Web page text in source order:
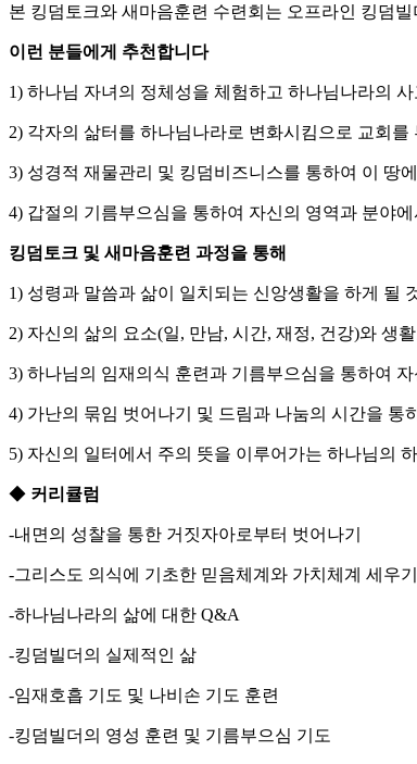
본 킹덤토크와 새마음훈련 수련회는 오프라인 킹덤
이런 분들에게 추천합니다
1) 하나님 자녀의 정체성을 체험하고 하나님나라의
2) 각자의 삶터를 하나님나라로 변화시킴으로 교회
3) 성경적 재물관리 및 킹덤비즈니스를 통하여 이 땅
4) 갑절의 기름부으심을 통하여 자신의 영역과 분야
킹덤토크 및 새마음훈련 과정을 통해
1) 성령과 말씀과 삶이 일치되는 신앙생활을 하게 될
2) 자신의 삶의 요소(일, 만남, 시간, 재정, 건강)와 생
3) 하나님의 임재의식 훈련과 기름부으심을 통하여
4) 가난의 묶임 벗어나기 및 드림과 나눔의 시간을
5) 자신의 일터에서 주의 뜻을 이루어가는 하나님의
◆ 커리큘럼
-내면의 성찰을 통한 거짓자아로부터 벗어나기
-그리스도 의식에 기초한 믿음체계와 가치체계 세우기
-하나님나라의 삶에 대한 Q&A
-킹덤빌더의 실제적인 삶
-임재호흡 기도 및 나비손 기도 훈련
-킹덤빌더의 영성 훈련 및 기름부으심 기도